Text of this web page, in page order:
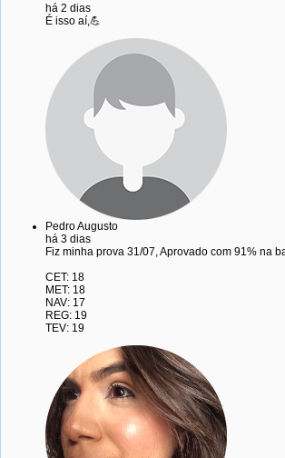
há 2 dias
É isso aí,💪
Pedro Augusto
há 3 dias
Fiz minha prova 31/07, Aprovado com 91% na
CET: 18
MET: 18
NAV: 17
REG: 19
TEV: 19